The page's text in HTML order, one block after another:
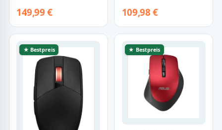
149,99 € 109,98 €
★ Bestpreis ★ Bestpreis